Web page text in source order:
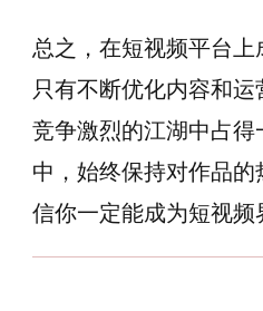
总之，在短视频平台上
只有不断优化内容和
竞争激烈的江湖中占
中，始终保持对作品
信你一定能成为短视频